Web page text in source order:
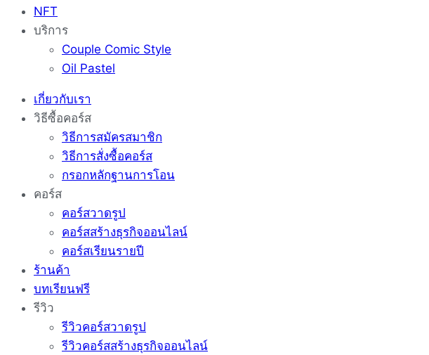
NFT
บริการ
Couple Comic Style
Oil Pastel
เกี่ยวกับเรา
วิธีซื้อคอร์ส
วิธีการสมัครสมาชิก
วิธีการสั่งซื้อคอร์ส
กรอกหลักฐานการโอน
คอร์ส
คอร์สวาดรูป
คอร์สสร้างธุรกิจออนไลน์
คอร์สเรียนรายปี
ร้านค้า
บทเรียนฟรี
รีวิว
รีวิวคอร์สวาดรูป
รีวิวคอร์สสร้างธุรกิจออนไลน์